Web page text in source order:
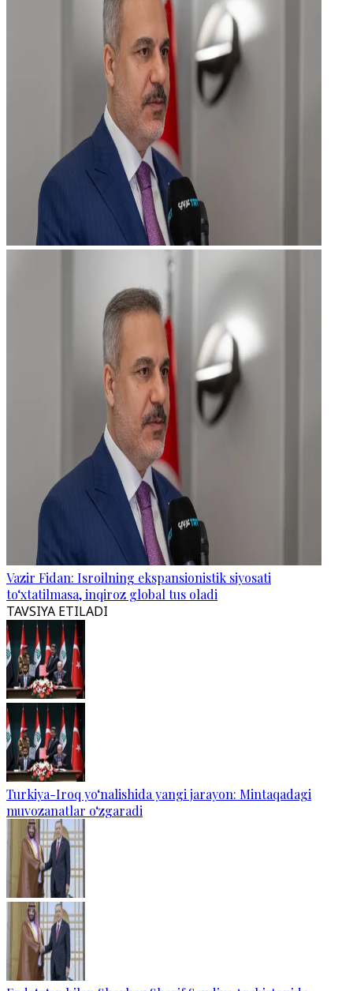
Vazir Fidan: Isroilning ekspansionistik siyosati
to‘xtatilmasa, inqiroz global tus oladi
TAVSIYA ETILADI
Turkiya-Iroq yo‘nalishida yangi jarayon: Mintaqadagi
muvozanatlar o‘zgaradi